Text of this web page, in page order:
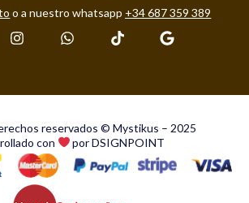
o a nuestro whatsapp +34 687 359 389
reservados © Mystikus – 2025
con
por DSIGNPOINT